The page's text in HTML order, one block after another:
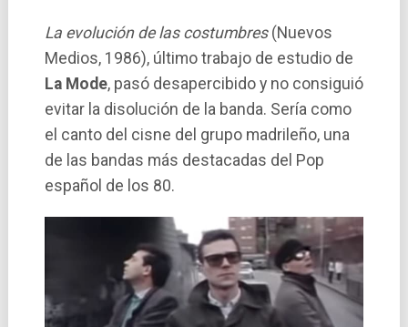
La evolución de las costumbres(Nuevos
Medios, 1986), último trabajo de estudio de
La Mode, pasó desapercibido y no consiguió
evitar la disolución de la banda. Sería como
el canto del cisne del grupo madrileño, una
de las bandas más destacadas del Pop
español de los 80.